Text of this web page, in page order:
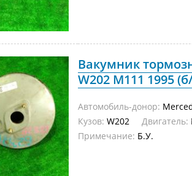
Вакумник
W202 M111 1995
Автомобиль-донор:
Кузов: W202 Двигатель:
Примечание: Б.У.